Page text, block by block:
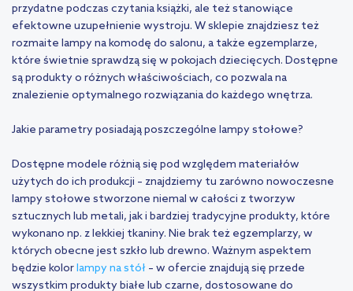
przydatne podczas czytania książki, ale też stanowiące
efektowne uzupełnienie wystroju. W sklepie znajdziesz też
rozmaite lampy na komodę do salonu, a także egzemplarze,
które świetnie sprawdzą się w pokojach dziecięcych. Dostępne
są produkty o różnych właściwościach, co pozwala na
znalezienie optymalnego rozwiązania do każdego wnętrza.
Jakie parametry posiadają poszczególne lampy stołowe?
Dostępne modele różnią się pod względem materiałów
użytych do ich produkcji – znajdziemy tu zarówno nowoczesne
lampy stołowe stworzone niemal w całości z tworzyw
sztucznych lub metali, jak i bardziej tradycyjne produkty, które
wykonano np. z lekkiej tkaniny. Nie brak też egzemplarzy, w
których obecne jest szkło lub drewno. Ważnym aspektem
będzie kolorlampy na stół – w ofercie znajdują się przede
wszystkim produkty białe lub czarne, dostosowane do